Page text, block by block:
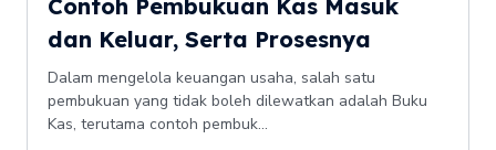
Contoh Pembukuan Kas Masuk
dan Keluar, Serta Prosesnya
Dalam mengelola keuangan usaha, salah satu
pembukuan yang tidak boleh dilewatkan adalah Buku
Kas, terutama contoh pembuk...